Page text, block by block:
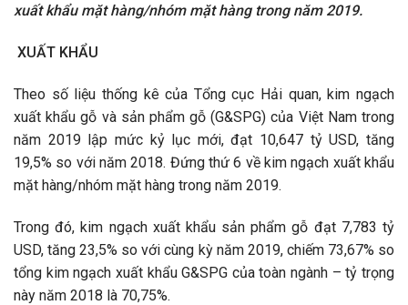
xuất khẩu mặt hàng/nhóm mặt hàng trong năm 2019.
XUẤT KHẨU
Theo số liệu thống kê của Tổng cục Hải quan, kim ngạch
xuất khẩu gỗ và sản phẩm gỗ (G&SPG) của Việt Nam trong
năm 2019 lập mức kỷ lục mới, đạt 10,647 tỷ USD, tăng
19,5% so với năm 2018. Đứng thứ 6 về kim ngạch xuất khẩu
mặt hàng/nhóm mặt hàng trong năm 2019.
Trong đó, kim ngạch xuất khẩu sản phẩm gỗ đạt 7,783 tỷ
USD, tăng 23,5% so với cùng kỳ năm 2019, chiếm 73,67% so
tổng kim ngạch xuất khẩu G&SPG của toàn ngành – tỷ trọng
này năm 2018 là 70,75%.